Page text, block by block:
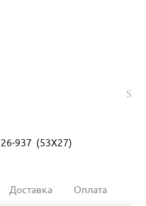
R 5226-937 (53Х27)
Доставка Оплата